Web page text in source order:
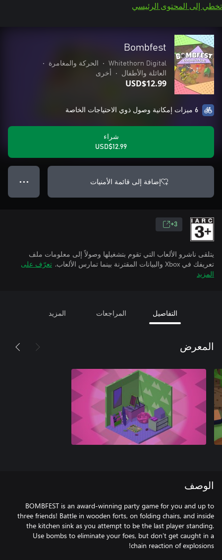
تخطي إلى المحتوى الرئيسي
Bombfest
Whitethorn Digital
• الحركة والمغامرة
•
العائلة والأطفال
• أخرى
USD$12.99
6 ميزات إمكانية وصول ذوي الاحتياجات الخاصة
شراء
USD$12.99
إضافة إلى قائمة الأمنيات ● ● ●
3+
يتلقى ناشرو الألعاب التي تقوم بتشغيلها وصولاً إلى معلومات ملف
تعريفك في Xbox والبيانات المقترنة بينما تمارس الألعاب.
تعرّف على
المزيد
التفاصيل المراجعات المزيد
المعرض
الوصف
BOMBFEST is an award-winning party game for you and up to
three friends! Battle in wooden forts, on folding chairs, and inside
the kitchen sink as you attempt to be the last player standing.
Use bombs to eliminate your foes, but don’t get caught in a